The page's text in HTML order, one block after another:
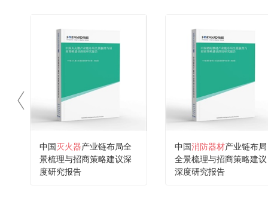
中国灭火器产业链布局全
景梳理与招商策略建议深
度研究报告
中国消防器材产业链布局
全景梳理与招商策略建议
深度研究报告